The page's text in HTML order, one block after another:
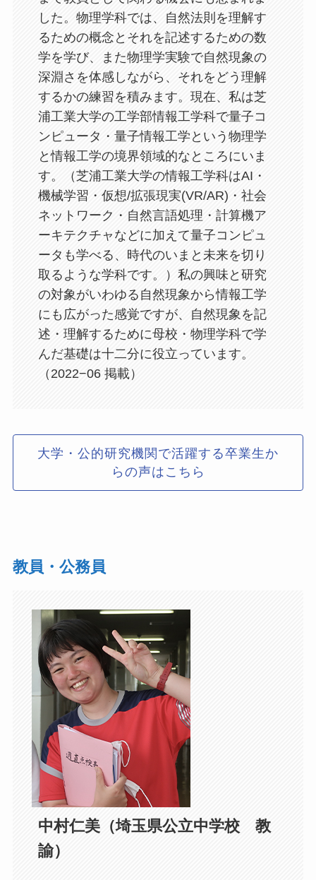
した。物理学科では、自然法則を理解す
るための概念とそれを記述するための数
学を学び、また物理学実験で自然現象の
深淵さを体感しながら、それをどう理解
するかの練習を積みます。現在、私は芝
浦工業大学の工学部情報工学科で量子コ
ンピュータ・量子情報工学という物理学
と情報工学の境界領域的なところにいま
す。（芝浦工業大学の情報工学科はAI・
機械学習・仮想/拡張現実(VR/AR)・社会
ネットワーク・自然言語処理・計算機ア
ーキテクチャなどに加えて量子コンピュ
ータも学べる、時代のいまと未来を切り
取るような学科です。）私の興味と研究
の対象がいわゆる自然現象から情報工学
にも広がった感覚ですが、自然現象を記
述・理解するために母校・物理学科で学
んだ基礎は十二分に役立っています。
（2022−06 掲載）
大学・公的研究機関で活躍する卒業生か
らの声はこちら
教員・公務員
中村仁美（埼玉県公立中学校　教
諭）